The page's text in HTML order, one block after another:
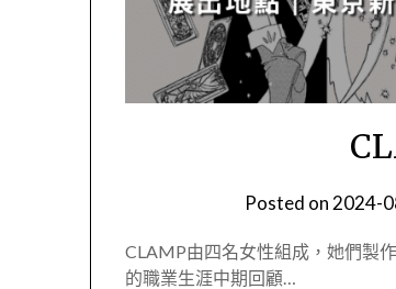
Posted on 2024-
CLAMP由四名女性組成，她們製
的職業生涯中期回顧…